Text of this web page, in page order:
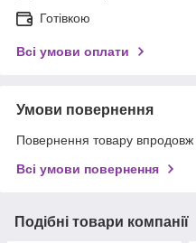
Готівкою
Всі умови оплати
Умови повернення
Повернення товару впродовж
Всі умови повернення
Подібні товари компанії